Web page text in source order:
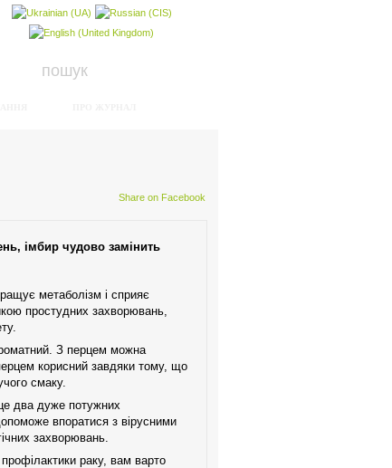
Share on Facebook
імбир чудово замінить
метаболізм і сприяє
простудних захворювань,
З перцем можна
корисний завдяки тому, що
смаку.
два дуже потужних
впоратися з вірусними
захворювань.
раку, вам варто